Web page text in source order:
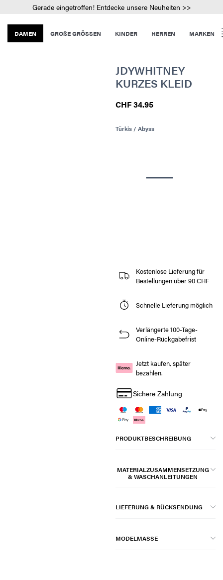
Gerade eingetroffen! Entdecke unsere Neuheiten >>
DAMEN GROßE GRÖSSEN KINDER HERREN MARKEN
JDYWHITNEY
KURZES KLEID
CHF 34.95
Türkis / Abyss
Kostenlose Lieferung für
Bestellungen über 90 CHF
Schnelle Lieferung möglich
Verlängerte 100-Tage-
Online-Rückgabefrist
Jetzt kaufen, später
bezahlen.
Sichere Zahlung
PRODUKTBESCHREIBUNG
MATERIALZUSAMMENSETZUNG
& WASCHANLEITUNGEN
LIEFERUNG & RÜCKSENDUNG
MODELMASSE